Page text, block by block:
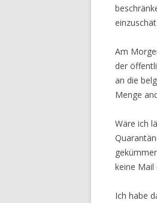
Am
der
an die
Menge
Wäre ich
keine Mail
Ich habe